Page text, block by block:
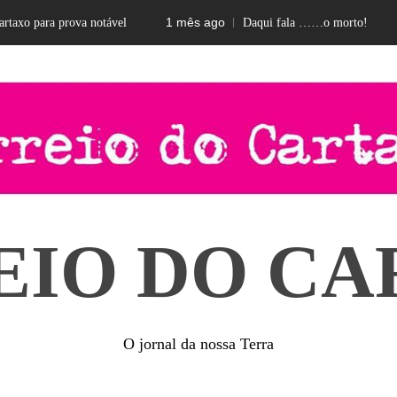
para prova notável 1 mês ago Daqui fala ……o morto! 2
DO
O jornal da nossa Terra